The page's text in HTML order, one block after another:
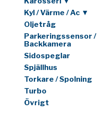
Kyl / Värme / Ac ▼
Oljetråg
Parkeringssensor /
Backkamera
Sidospeglar
Spjällhus
Torkare / Spolning
Turbo
Övrigt